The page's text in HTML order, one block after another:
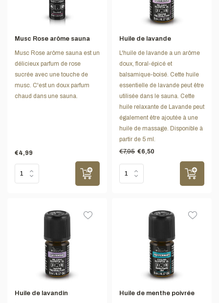
Musc Rose arôme sauna
Musc Rose arôme sauna est un
délicieux parfum de rose
sucrée avec une touche de
musc. C'est un doux parfum
chaud dans une sauna.
€4,99
Huile de lavande
L'huile de lavande a un arôme
doux, floral-épicé et
balsamique-boisé. Cette huile
essentielle de lavande peut être
utilisée dans le sauna. Cette
huile relaxante de Lavande peut
également être ajoutée à une
huile de massage. Disponible à
partir de 5 ml.
€7,95 €6,50
Huile de lavandin Huile de menthe poivrée